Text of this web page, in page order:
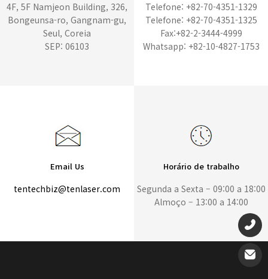
4F, 5F Namjeon Building, 326,
Bongeunsa-ro, Gangnam-gu,
Seul, Coreia
SEP: 06103
Telefone: +82-70-4351-1329
Telefone: +82-70-4351-1325
Fax:+82-2-3444-4999
Whatsapp: +82-10-4827-1753
Email Us
tentechbiz@tenlaser.com
Horário de trabalho
Segunda a Sexta – 09:00 a 18:00
Almoço – 13:00 a 14:00